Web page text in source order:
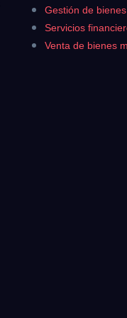
Gestión de
Servicios
Venta de bienes
¿Cuánto es 5 +
Acepto la
¿Cuánto es 4 +
Acepto la Política de
926 25 08 86